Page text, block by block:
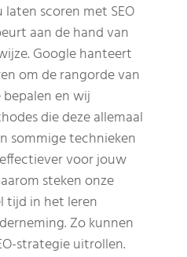
scoren met SEO
aan de hand van
Google hanteert
om de rangorde van
en wij
die deze allemaal
sommige technieken
voor jouw
steken onze
tijd in het leren
Zo kunnen
strategie uitrollen.